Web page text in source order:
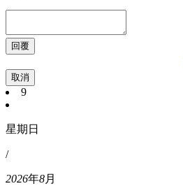
取消
9
星期日
/
2026年8月